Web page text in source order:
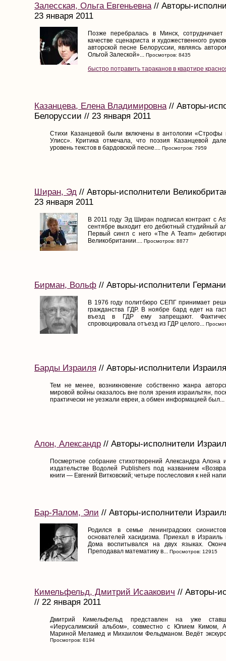
Залесская, Ольга Евгеньевна// Авторы-
23 января 2011
Позже перебралась в Минск,
качестве сценариста и художественного
авторской песне Белоруссии, являясь
Ольгой Залеской»... Просмотров: 8435
быстро потравить тараканов в квартире
Казанцева, Елена Владимировна// Авторы-
Белоруссии // 23 января 2011
Стихи Казанцевой были включены в антологии «Строфы
Улисс». Критика отмечала, что поэзия Казанцевой
уровень текстов в бардовской песне.... Просмотров: 7959
Ширан, Эд // Авторы-исполнители
23 января 2011
В 2011 году Эд Ширан подписал контракт с
сентябре выходит его дебютный студийный
Первый сингл с него «The A Team»
Великобритании.... Просмотров: 8877
Бирман, Вольф // Авторы-исполнители
В 1976 году политбюро СЕПГ принимает
гражданства ГДР. В ноябре бард едет на
въезд в ГДР ему запрещают.
спровоцировала отъезд из ГДР целого...
Барды Израиля // Авторы-исполнители
Тем не менее, возникновение собственно жанра
мировой войны оказалось вне поля зрения израильтян,
практически не уезжали евреи, а обмен информацией был...
Алон, Александр // Авторы-исполнители
Посмертное собрание стихотворений Александра Алона
издательстве Водолей Publishers под названием
книги — Евгений Витковский; четыре послесловия к ней
Бар-Яалом, Эли // Авторы-исполнители
Родился в семье ленинградских
основателей хасидизма. Приехал в Израиль
Дома воспитывался на двух языках.
Преподавал математику в... Просмотров: 12915
Кимельфельд, Дмитрий Исаакович // Авторы-
// 22 января 2011
Дмитрий Кимельфельд представлен на уже
«Иерусалимский альбом», совместно с Юлием Кимом,
Мариной Меламед и Михаилом Фельдманом. Ведёт
Просмотров: 8194